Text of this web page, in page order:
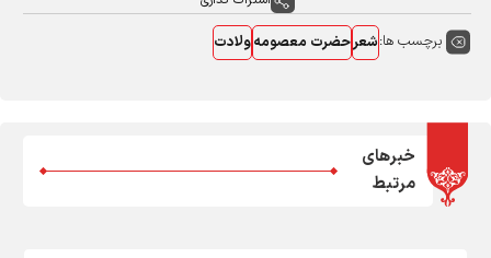
برچسب ها:شعرحضرت معصومهولادت
خبرهای
مرتبط